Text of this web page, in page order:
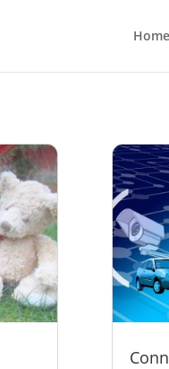
Home